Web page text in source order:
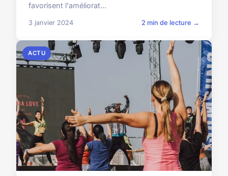
favorisent l'améliorat...
3 janvier 2024 2 min de lecture →
ACTU